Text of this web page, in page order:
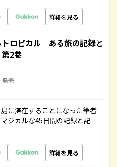
詳細を見る
トロピカル ある旅の記録と
2巻
発売
に滞在することになった筆者
ジカルな45日間の記録と記
詳細を見る